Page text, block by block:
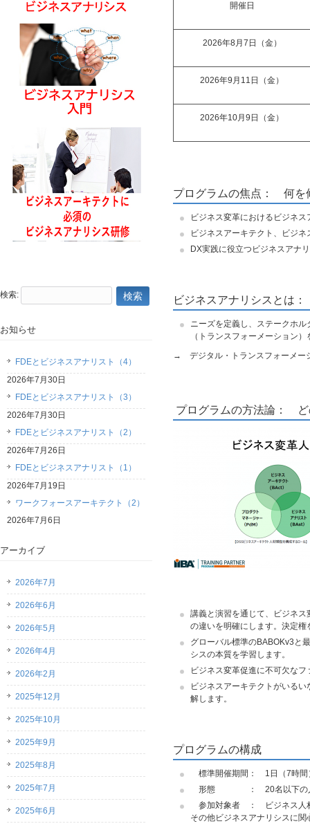
開催日
2026年8月7日（金）
2026年9月11日（金）
2026年10月9日（金）
プログラムの焦点： 何を
ビジネス変革におけるビジネ
ビジネスアーキテクト、ビジ
DX実践に役立つビジネスアナ
ビジネスアナリシスとは：
ニーズを定義し、ステークホ
（トランスフォーメーション
→ デジタル・トランスフォーメー
プログラムの方法論： ど
講義と演習を通じて、ビジネ
の違いを明確にします。決定
グローバル標準のBABOKv3と
シスの本質を学習します。
ビジネス変革促進に不可欠な
ビジネスアーキテクトがいる
解します。
プログラムの構成
標準開催期間： 1日（7時間
形態 ： 20名以下の人
参加対象者 ： ビジネス人材
その他ビジネスアナリシスに関
検索:
お知らせ
FDEとビジネスアナリスト（4）
2026年7月30日
FDEとビジネスアナリスト（3）
2026年7月30日
FDEとビジネスアナリスト（2）
2026年7月26日
FDEとビジネスアナリスト（1）
2026年7月19日
ワークフォースアーキテクト（2）
2026年7月6日
アーカイブ
2026年7月
2026年6月
2026年5月
2026年4月
2026年2月
2025年12月
2025年10月
2025年9月
2025年8月
2025年7月
2025年6月